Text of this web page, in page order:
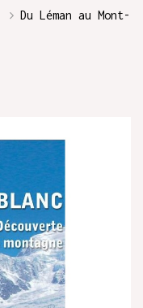
Du Léman au Mont-